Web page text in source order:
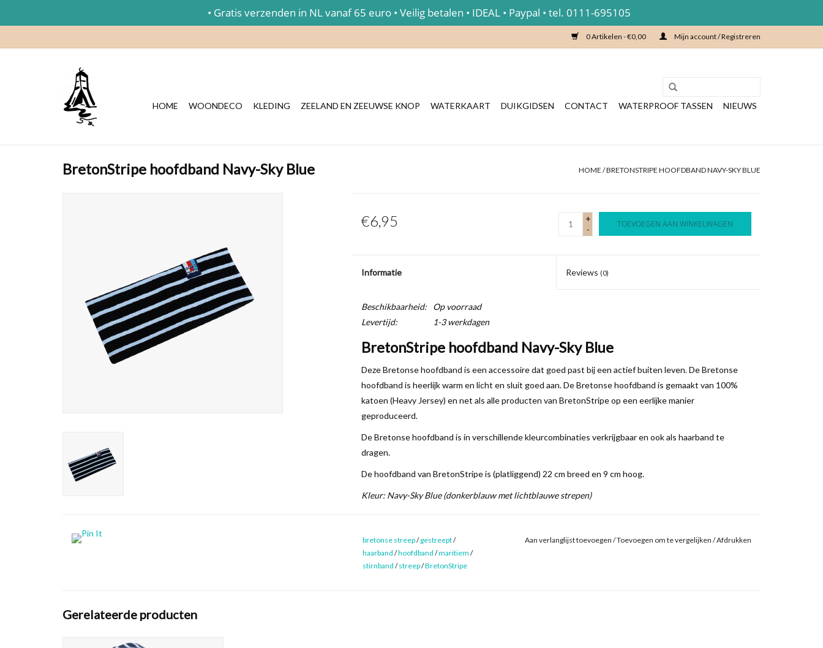
0 Artikelen - €0,00 Mijn account / Registreren
HOME WOONDECO KLEDING ZEELAND EN ZEEUWSE KNOP WATERKAART DUIKGIDSEN CONTACT WATERPROOF TASSEN NIEUWS
BretonStripe hoofdband Navy-Sky Blue HOME /BRETONSTRIPE HOOFDBAND NAVY-SKY BLUE
€6,95
+
-
TOEVOEGEN AAN WINKELWAGEN
Informatie Reviews (0)
Beschikbaarheid:
Op voorraad
Levertijd:
1-3 werkdagen
BretonStripe hoofdband Navy-Sky Blue
Deze Bretonse hoofdband is een accessoire dat goed past bij een actief buiten leven. De Bretonse
hoofdband is heerlijk warm en licht en sluit goed aan. De Bretonse hoofdband is gemaakt van 100%
katoen (Heavy Jersey) en net als alle producten van BretonStripe op een eerlijke manier
geproduceerd.
De Bretonse hoofdband is in verschillende kleurcombinaties verkrijgbaar en ook als haarband te
dragen.
De hoofdband van BretonStripe is (platliggend) 22 cm breed en 9 cm hoog.
Kleur: Navy-Sky Blue (donkerblauw met lichtblauwe strepen)
bretonse streep/gestreept/
haarband /hoofdband /maritiem /
stirnband /streep/BretonStripe
Aan verlanglijst toevoegen /Toevoegen om te vergelijken /Afdrukken
Gerelateerde producten
De echte Bretonse sjaal, in heel veel
• Gratis verzenden in NL vanaf 65 euro • Veilig betalen • IDEAL • Paypal • tel. 0111-695105